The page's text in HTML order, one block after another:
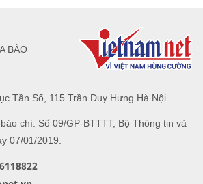
Tần Số, 115 Trần Duy Hưng Hà Nội
chí: Số 09/GP-BTTTT, Bộ Thông tin và
07/01/2019.
BÁO